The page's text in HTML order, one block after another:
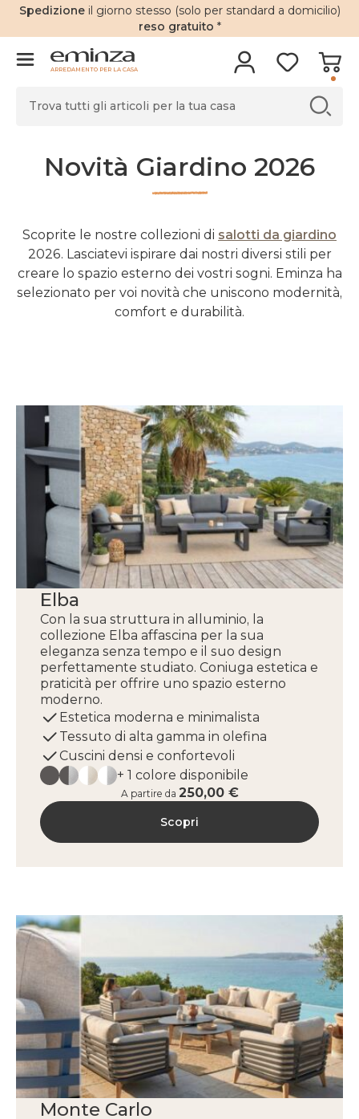
Spedizione il giorno stesso (solo per standard a domicilio)
reso gratuito *
ARREDAMENTO PER LA CASA
Novità Giardino 2026
Scoprite le nostre collezioni di salotti da giardino
2026. Lasciatevi ispirare dai nostri diversi stili per
creare lo spazio esterno dei vostri sogni. Eminza ha
selezionato per voi novità che uniscono modernità,
comfort e durabilità.
Elba
Con la sua struttura in alluminio, la
collezione Elba affascina per la sua
eleganza senza tempo e il suo design
perfettamente studiato. Coniuga estetica e
praticità per offrire uno spazio esterno
moderno.
Estetica moderna e minimalista
Tessuto di alta gamma in olefina
Cuscini densi e confortevoli
+ 1 colore disponibile
A partire da 250,00 €
Scopri
Monte Carlo